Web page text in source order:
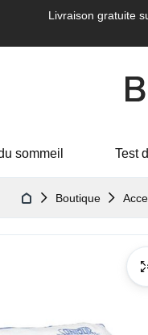
Livraison gratuite
sommeil Test
Boutique